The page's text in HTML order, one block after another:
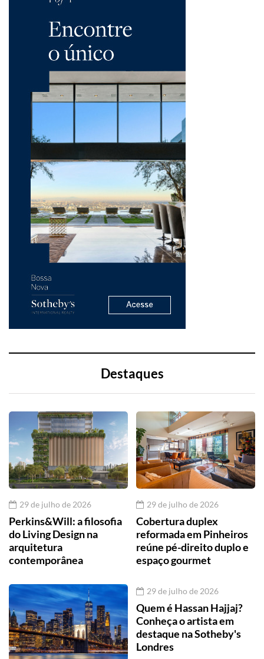
Destaques
29 de julho de 2026
Perkins&Will: a filosofia
do Living Design na
arquitetura
contemporânea
29 de julho de 2026
Cobertura duplex
reformada em Pinheiros
reúne pé-direito duplo e
espaço gourmet
29 de julho de 2026
Quem é Hassan Hajjaj?
Conheça o artista em
destaque na Sotheby's
Londres